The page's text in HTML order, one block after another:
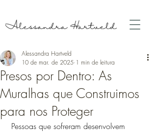
Presos por Dentro: As
Muralhas que Construimos
para nos Proteger
Alessandra Hartveld
10 de mar. de 2025 1 min de leitura